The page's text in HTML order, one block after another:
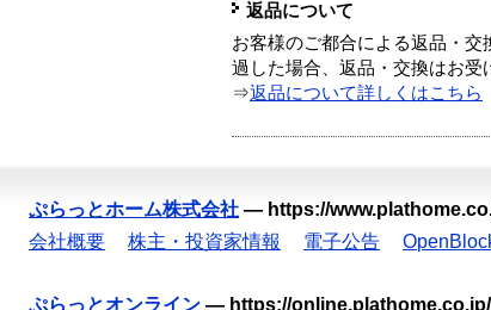
返品について
お客様のご都合による返品・
過した場合、返品・交換はお受
⇒返品について詳しくはこちら
ぷらっとホーム株式会社 — https://
会社概要
株主・投資家情報 電子公告
ぷらっとオンライン — https://online.plathome.co.jp/